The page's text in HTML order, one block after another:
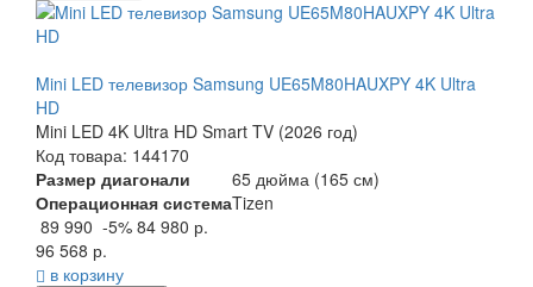
Mini LED телевизор Samsung UE65M80HAUXPY 4K Ultra
HD
Mini LED 4K Ultra HD Smart TV (2026 год)
Код товара: 144170
Размер диагонали
65 дюйма (165 см)
Операционная системаTizen
89 990 -5% 84 980 р.
96 568 р.
в корзину